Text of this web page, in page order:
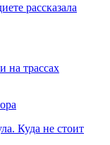
рассказала
на трассах
Куда не стоит